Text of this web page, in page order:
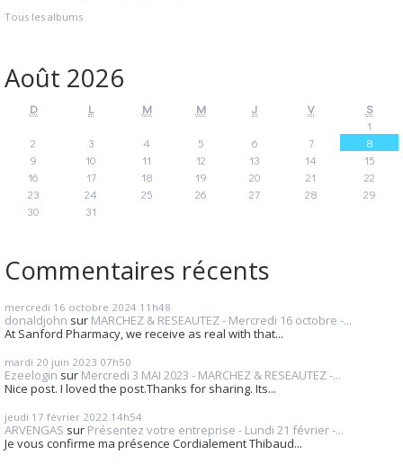
Tous les albums
Août 2026
D L M M J V
S
1
2
3 4 5 6 7
8
9
10 11 12 13 14
15
16
17 18 19 20 21
22
23
24 25 26 27 28
29
30
31
Commentaires récents
mercredi 16 octobre 2024 11h48
donaldjohn sur MARCHEZ & RESEAUTEZ - Mercredi 16 octobre -...
At Sanford Pharmacy, we receive as real with that...
mardi 20 juin 2023 07h50
Ezeelogin sur Mercredi 3 MAI 2023 - MARCHEZ & RESEAUTEZ -...
Nice post. I loved the post.Thanks for sharing. Its...
jeudi 17 février 2022 14h54
ARVENGAS sur Présentez votre entreprise - Lundi 21 février -...
Je vous confirme ma présence Cordialement Thibaud...